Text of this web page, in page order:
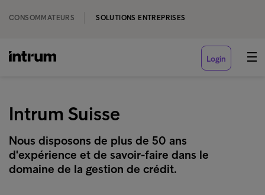
CONSOMMATEURS SOLUTIONS ENTREPRISES
Login
Intrum Suisse
Nous disposons de plus de 50 ans
d'expérience et de savoir-faire dans le
domaine de la gestion de crédit.